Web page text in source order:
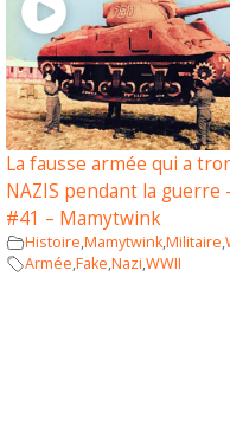
La fausse armée qui a
NAZIS pendant la guerre
#41 – Mamytwink
Histoire,Mamytwink,Militaire,
Armée,Fake,Nazi,WWII